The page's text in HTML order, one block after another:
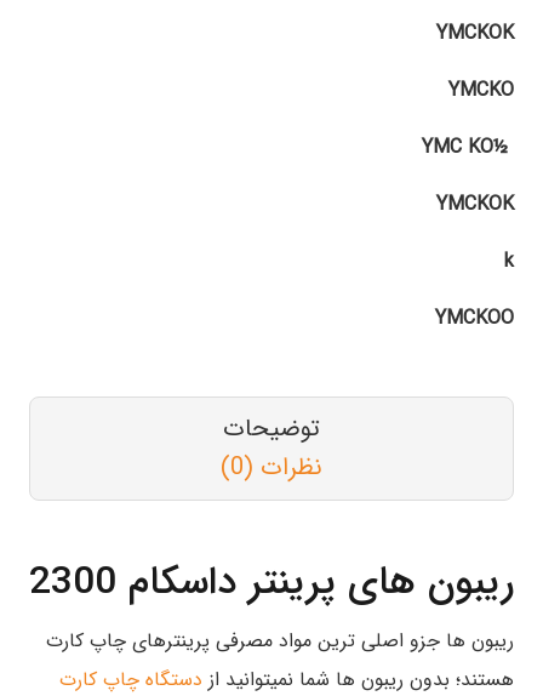
YMCKOK
YMCKO
½YMC KO
YMCKOK
k
YMCKOO
توضیحات
نظرات (0)
ریبون های پرینتر داسکام 2300
ریبون ها جزو اصلی ترین مواد مصرفی پرینترهای چاپ کارت
هستند؛ بدون ریبون ها شما نمیتوانید از دستگاه چاپ کارت